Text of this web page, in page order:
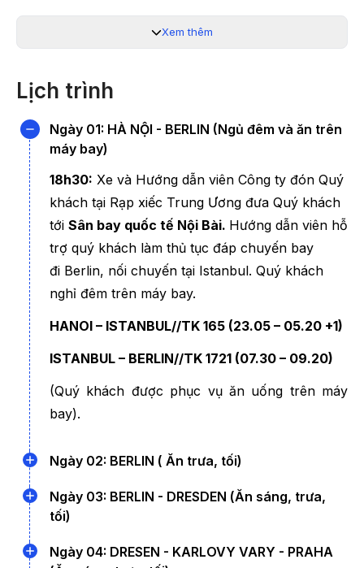
20/12/2026 79.900.000
17/07/2026
*Lưu ý:
Quý khách có thể liên hệ 19003440 để được hỗ trợ
Hành trình bắt đầu tại Đức
sẽ đưa du khách khám phá Berlin –
thủ đô nổi tiếng với sự giao thoa giữa lịch sử và hiện đại.
Thành phố gây ấn tượng với những công trình mang tính biểu
tượng như Cổng thành Brandenburg, Checkpoint Charlie hay
dấu tích Bức tường Berlin lịch sử. Du khách tiếp tục ghé
Dresden được mệnh danh là “Florence bên dòng Elbe” nhờ
vẻ đẹp cổ kính và kiến trúc Baroque tuyệt đẹp. Thành phố nổi
bật với những quảng trường cổ, nhà thờ mái vòm ấn tượng
cùng không gian lãng mạn bên dòng sông Elbe thơ mộng.
Xem thêm
Lịch trình
Ngày 01: HÀ NỘI - BERLIN (Ngủ đêm và ăn trên
máy bay)
18h30: Xe và Hướng dẫn viên Công ty đón Quý
khách tại Rạp xiếc Trung Ương đưa Quý khách
tới Sân bay quốc tế Nội Bài. Hướng dẫn viên hỗ
trợ quý khách làm thủ tục đáp chuyến bay
đi Berlin, nối chuyến tại Istanbul. Quý khách
nghỉ đêm trên máy bay.
HANOI – ISTANBUL//TK 165 (23.05 – 05.20 +1)
ISTANBUL – BERLIN//TK 1721 (07.30 – 09.20)
(Quý khách được phục vụ ăn uống trên máy
bay).
Ngày 02: BERLIN ( Ăn trưa, tối)
09h20:Quý khách hạ cánh sân bay quốc tế
Brandenburg, làm thủ tục nhập cảnh.
10h20:Xe đón quý khách tại sân bay Berlin và
Ngày 03: BERLIN - DRESDEN (Ăn sáng, trưa,
tối)
06h30:Đoàn ăn sáng và trả phòng khách sạn,
Ngày 04: DRESEN - KARLOVY VARY - PRAHA